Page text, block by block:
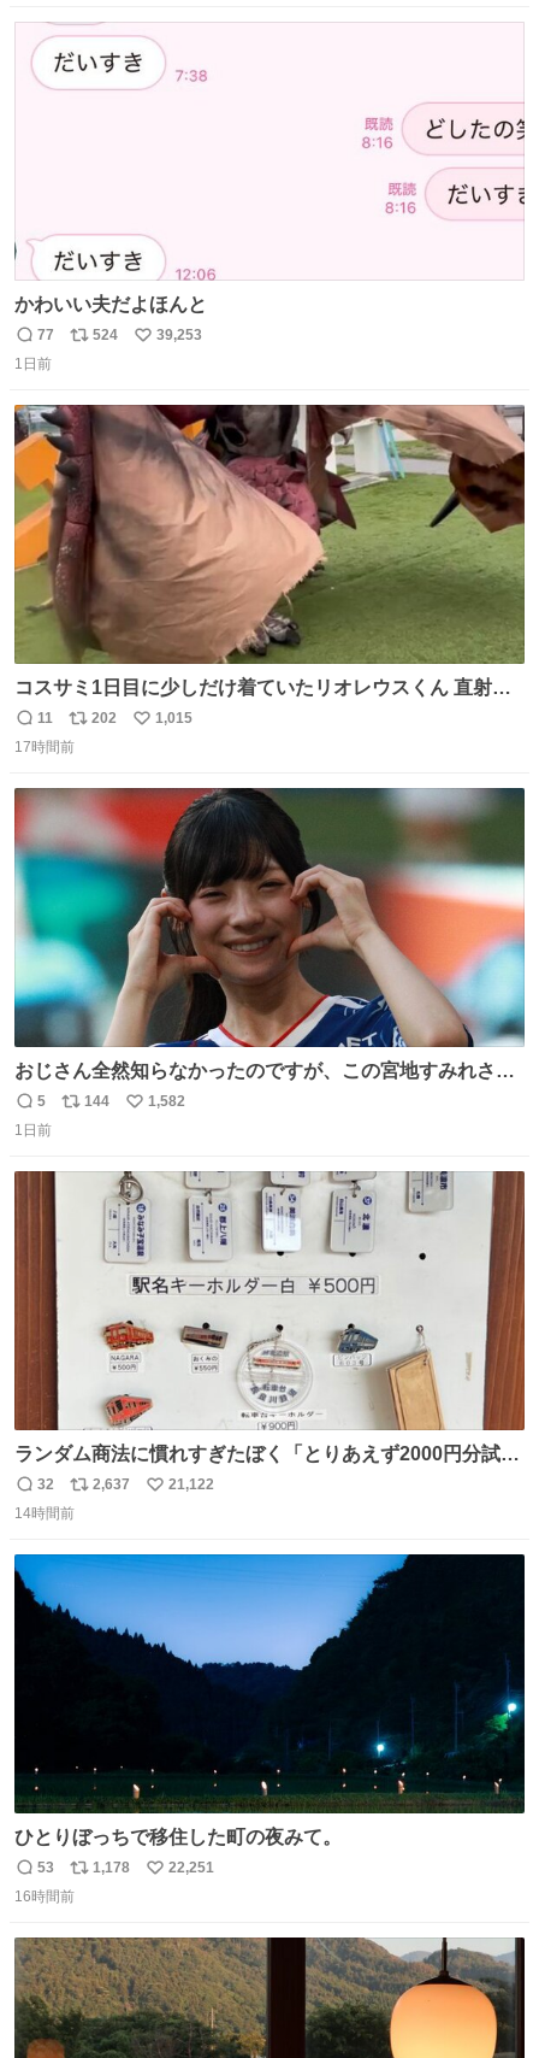
ト
数
数
かわいい夫だよほんと
返
信
77
リ
ト
数
524
い
数
39,253
1日前
コスサミ1日目に少しだけ着ていたリオレウスくん 直射日
光下で暑すぎて疲労状態 火耐性15ではだめですね 適応珠
Lv1と耐火珠Lv3装備しないと真夏の名古屋は過ごせぬよう
返
信
11
リ
ポ
ト
202
い
数
1,015
17時間前
おじさん全然知らなかったのですが、この宮地すみれさん
（日向坂46）はマリサポだったのですね。 カメラ目線でに
っこりしていただいたので撮影したものの、全然誰だか知
返
信
5
リ
144
い
数
1,582
1日前
ランダム商法に慣れすぎたぼく「とりあえず2000円分試し
てみるか…」 駅員さん「どれが欲しいの？」 ぼく「えっ
良いんですか？」 駅員さん「何が…？？」 やっぱランダム
わ！！！！！！！！！！！！！！！！！！！！
返
信
32
リ
ポ
ト
2,637
い
数
21,122
14時間前
ひとりぼっちで移住した町の夜みて。
返
信
53
リ
ポ
ト
数
1,178
い
数
22,251
16時間前